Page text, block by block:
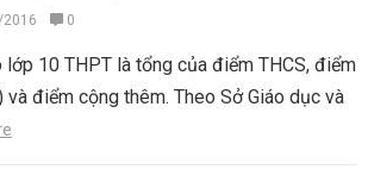
0
10 THPT là tổng của điểm THCS, điểm
điểm cộng thêm. Theo Sở Giáo dục và